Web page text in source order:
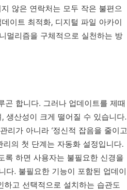
않은 연락처는 모두 작은 불편으
이트 최적화, 디지털 파일 아카이
멀리즘을 구체적으로 실천하는 방
곤 합니다. 그러나 업데이트를 제때
생산성이 크게 떨어질 수 있습니다.
리가 아니라 ‘정신적 잡음을 줄이고
의 첫 단계는 자동화 설정입니다.
록 하면 사용자는 불필요한 신경을
다. 불필요한 기능이 포함된 업데이
고 선택적으로 설치하는 습관도